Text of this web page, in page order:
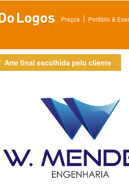
Preços Portfólio &
Arte final escolhida pelo cliente